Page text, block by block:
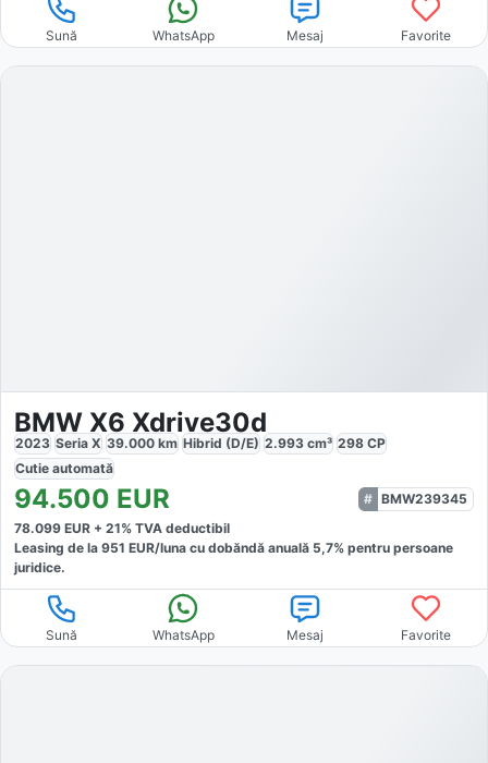
Sună WhatsApp Mesaj Favorite
BMW X6 Xdrive30d
2023 Seria X 39.000 km Hibrid (D/E) 2.993 cm³ 298 CP
Cutie automată
94.500 EUR
BMW239345
78.099 EUR + 21% TVA deductibil
Leasing de la 951 EUR/luna cu dobăndă anuală 5,7% pentru persoane
juridice.
Sună WhatsApp Mesaj Favorite